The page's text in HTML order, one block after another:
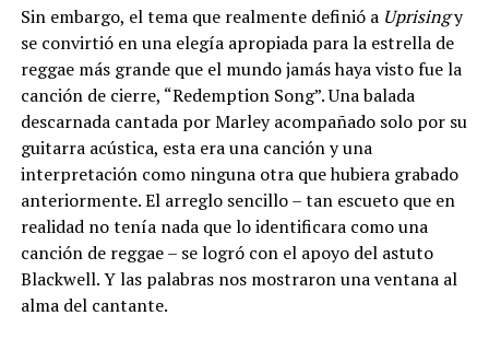
Sin embargo, el tema que realmente definió a Uprisingy
se convirtió en una elegía apropiada para la estrella de
reggae más grande que el mundo jamás haya visto fue la
canción de cierre, “Redemption Song”. Una balada
descarnada cantada por Marley acompañado solo por su
guitarra acústica, esta era una canción y una
interpretación como ninguna otra que hubiera grabado
anteriormente. El arreglo sencillo – tan escueto que en
realidad no tenía nada que lo identificara como una
canción de reggae – se logró con el apoyo del astuto
Blackwell. Y las palabras nos mostraron una ventana al
alma del cantante.